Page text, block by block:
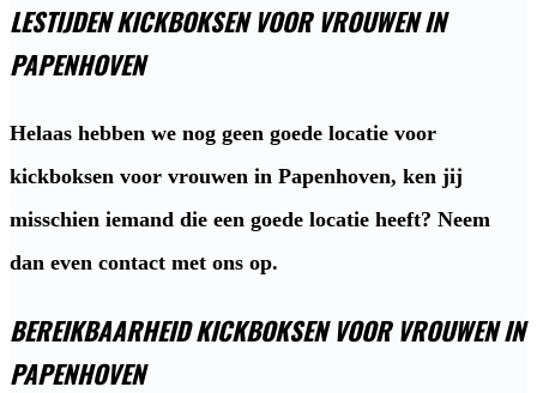
LESTIJDEN KICKBOKSEN VOOR VROUWEN IN
PAPENHOVEN
Helaas hebben we nog geen goede locatie voor
kickboksen voor vrouwen in Papenhoven, ken jij
misschien iemand die een goede locatie heeft? Neem
dan even contact met ons op.
BEREIKBAARHEID KICKBOKSEN VOOR VROUWEN IN
PAPENHOVEN